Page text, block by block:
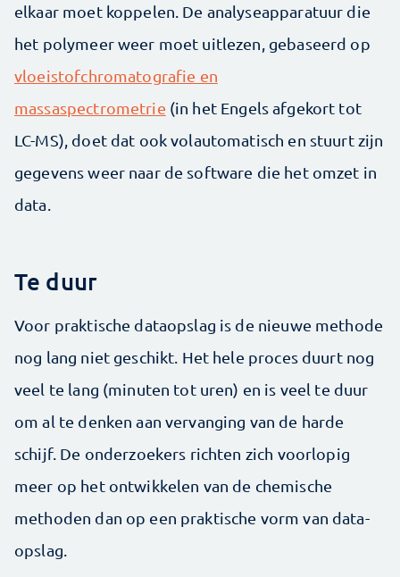
elkaar moet koppelen. De analyseapparatuur die
het polymeer weer moet uitlezen, gebaseerd op
vloeistofchromatografie en
massaspectrometrie (in het Engels afgekort tot
LC-MS), doet dat ook volautomatisch en stuurt zijn
gegevens weer naar de software die het omzet in
data.
Te duur
Voor praktische dataopslag is de nieuwe methode
nog lang niet geschikt. Het hele proces duurt nog
veel te lang (minuten tot uren) en is veel te duur
om al te denken aan vervanging van de harde
schijf. De onderzoekers richten zich voorlopig
meer op het ontwikkelen van de chemische
methoden dan op een praktische vorm van data-
opslag.